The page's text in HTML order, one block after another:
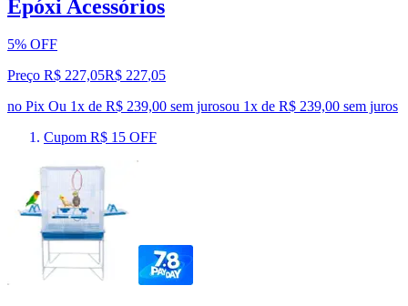
Epóxi Acessórios
5% OFF
Preço R$ 227,05R$ 227,05
no Pix Ou 1x de R$ 239,00 sem jurosou 1x de R$ 239,00 sem juros
Cupom R$ 15 OFF